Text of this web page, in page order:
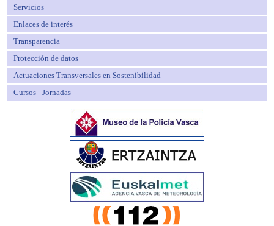
Servicios
Enlaces de interés
Transparencia
Protección de datos
Actuaciones Transversales en Sostenibilidad
Cursos - Jornadas